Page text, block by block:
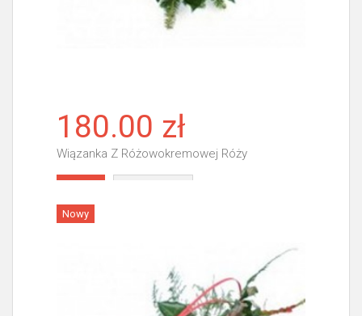
180.00 zł
Wiązanka Z Różowokremowej Róży
Nowy